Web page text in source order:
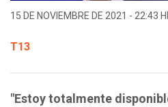
15 DE NOVIEMBRE DE 2021 - 22:43
T13
"Estoy totalmente